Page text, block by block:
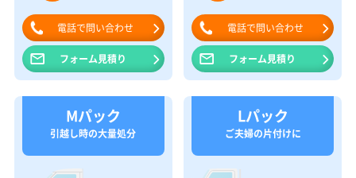
電話で問い合わせ
フォーム見積り
電話で問い合わせ
フォーム見積り
Mパック
引越し時の大量処分
Lパック
ご夫婦の片付けに